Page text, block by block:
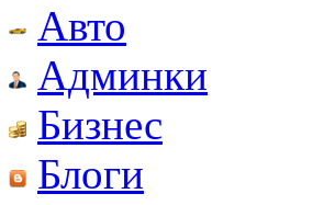
Авто
Админки
Бизнес
Блоги